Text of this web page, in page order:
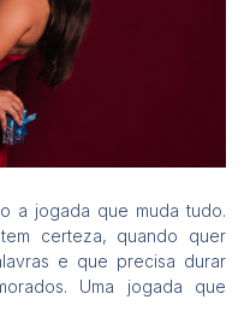
a jogada que muda tudo.
certeza, quando quer
e que precisa durar
Uma jogada que